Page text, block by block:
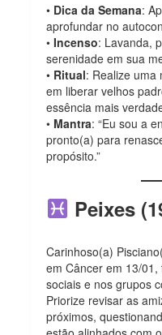
• Dica da Semana:
aprofundar no
•Incenso: Lavanda,
serenidade em sua
• Ritual: Realize uma
em liberar velhos
essência mais
• Mantra: “Eu sou a
pronto(a) para
propósito.”
Peixes
Carinhoso(a)
em Câncer em 13/
sociais e nos grupos
Priorize revisar as
próximos,